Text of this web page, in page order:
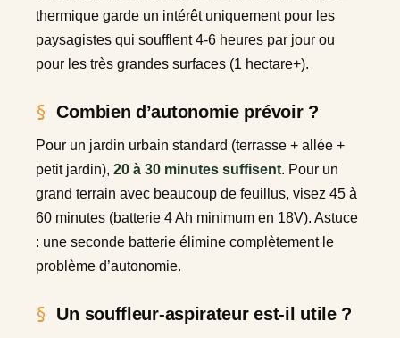
thermique garde un intérêt uniquement pour les
paysagistes qui soufflent 4-6 heures par jour ou
pour les très grandes surfaces (1 hectare+).
Combien d’autonomie prévoir ?
Pour un jardin urbain standard (terrasse + allée +
petit jardin), 20 à 30 minutes suffisent. Pour un
grand terrain avec beaucoup de feuillus, visez 45 à
60 minutes (batterie 4 Ah minimum en 18V). Astuce
: une seconde batterie élimine complètement le
problème d’autonomie.
Un souffleur-aspirateur est-il utile ?